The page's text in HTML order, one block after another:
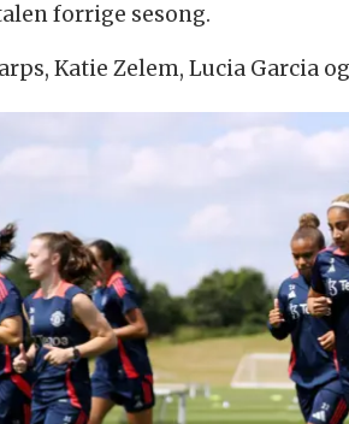
forrige sesong.
Katie Zelem, Lucia Garcia